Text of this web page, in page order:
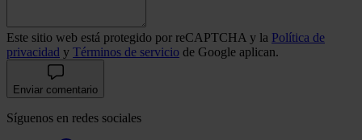
Este sitio web está protegido por reCAPTCHA y la Política de
privacidad y Términos de servicio de Google aplican.
Enviar comentario
Síguenos en redes sociales